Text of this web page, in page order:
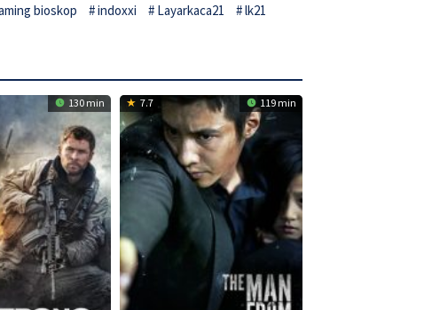
bioskop indoxxi Layarkaca21
lk21
130 min 7.7 119 min